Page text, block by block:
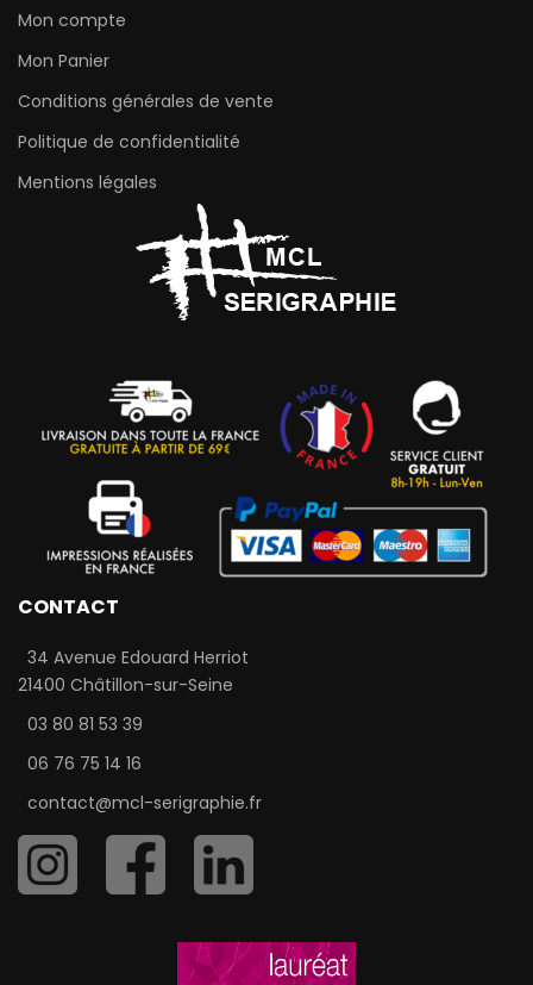
Mon compte
Mon Panier
Conditions générales de vente
Politique de confidentialité
Mentions légales
CONTACT
34 Avenue Edouard Herriot
21400 Châtillon-sur-Seine
03 80 81 53 39
06 76 75 14 16
contact@mcl-serigraphie.fr